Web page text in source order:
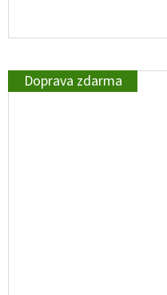
Doprava zdarma